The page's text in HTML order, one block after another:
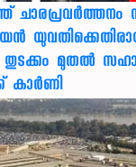
ചാരപ്രവര്‍ത്തനം
മുതല്‍
കാര്‍ണി